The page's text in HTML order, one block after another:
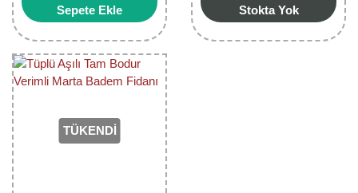
Sepete Ekle
Stokta Yok
TÜKENDİ
Bektaşi Üzümü Fidanı
Böğürtlen Fidanı
Ceviz Fidanı
Dut Fidanı
Nostaljik Güller
Peyzaj Gülleri
Sarmaşık(Çardak) Gül Fidanları
Ters Lale Soğanı
Yılbaşı Gülü Çiçeği
Zambak Soğanı